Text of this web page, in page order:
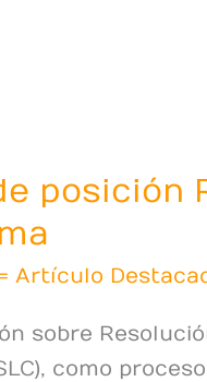
posición
Artículo
sobre
como